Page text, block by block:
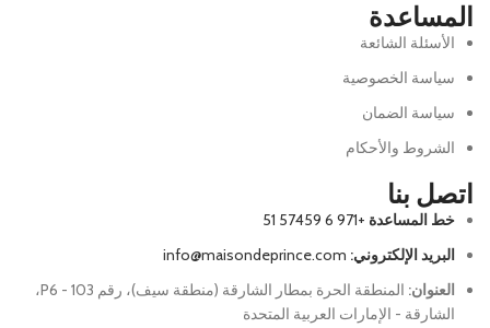
المساعدة
الأسئلة الشائعة
سياسة الخصوصية
سياسة الضمان
الشروط والأحكام
اتصل بنا
خط المساعدة +971 6 57459 51
البريد الإلكتروني:
العنوان:
المنطقة الحرة بمطار الشارقة (منطقة سيف)، رقم P6 - 103،
الشارقة - الإمارات العربية المتحدة